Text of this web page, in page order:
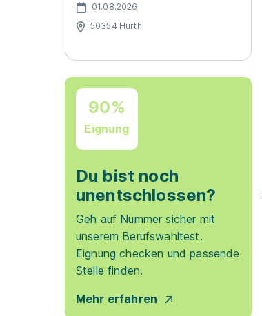
01.08.2026
50354 Hürth
90%
Eignung
Du bist noch
unentschlossen?
Geh auf Nummer sicher mit
unserem Berufswahltest.
Eignung checken und passende
Stelle finden.
Mehr erfahren